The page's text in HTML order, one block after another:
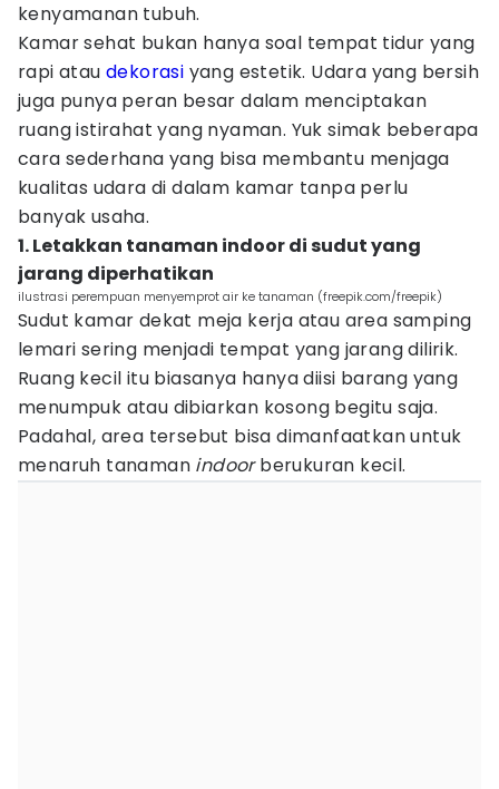
kenyamanan tubuh.
Kamar sehat bukan hanya soal tempat tidur yang
rapi ataudekorasi yang estetik. Udara yang bersih
juga punya peran besar dalam menciptakan
ruang istirahat yang nyaman. Yuk simak beberapa
cara sederhana yang bisa membantu menjaga
kualitas udara di dalam kamar tanpa perlu
banyak usaha.
1. Letakkan tanaman indoor di sudut yang
jarang diperhatikan
ilustrasi perempuan menyemprot air ke tanaman (freepik.com/freepik)
Sudut kamar dekat meja kerja atau area samping
lemari sering menjadi tempat yang jarang dilirik.
Ruang kecil itu biasanya hanya diisi barang yang
menumpuk atau dibiarkan kosong begitu saja.
Padahal, area tersebut bisa dimanfaatkan untuk
menaruh tanaman indoorberukuran kecil.